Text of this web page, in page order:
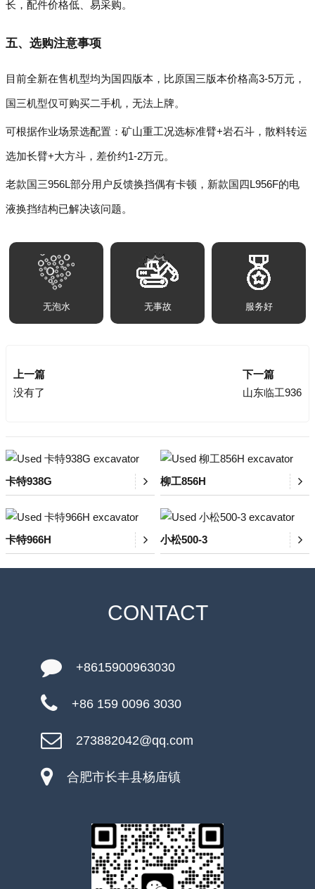
长，配件价格低、易采购。
五、选购注意事项
目前全新在售机型均为国四版本，比原国三版本价格高3-5万元，
国三机型仅可购买二手机，无法上牌。
可根据作业场景选配置：矿山重工况选标准臂+岩石斗，散料转运
选加长臂+大方斗，差价约1-2万元。
老款国三956L部分用户反馈换挡偶有卡顿，新款国四L956F的电
液换挡结构已解决该问题。
无泡水 无事故 服务好
上一篇
没有了
下一篇
山东临工936
卡特938G 柳工856H
卡特966H 小松500-3
CONTACT
+8615900963030
+86 159 0096 3030
273882042@qq.com
合肥市长丰县杨庙镇